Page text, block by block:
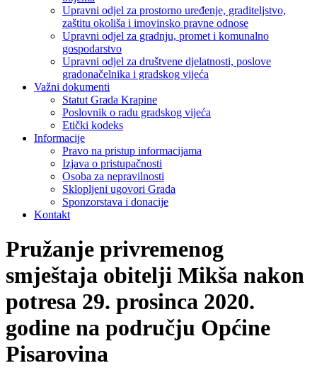
Upravni odjel za prostorno uređenje, graditeljstvo,
zaštitu okoliša i imovinsko pravne odnose
Upravni odjel za gradnju, promet i komunalno
gospodarstvo
Upravni odjel za društvene djelatnosti, poslove
gradonačelnika i gradskog vijeća
Važni dokumenti
Statut Grada Krapine
Poslovnik o radu gradskog vijeća
Etički kodeks
Informacije
Pravo na pristup informacijama
Izjava o pristupačnosti
Osoba za nepravilnosti
Sklopljeni ugovori Grada
Sponzorstava i donacije
Kontakt
Pružanje privremenog
smještaja obitelji Mikša nakon
potresa 29. prosinca 2020.
godine na području Općine
Pisarovina